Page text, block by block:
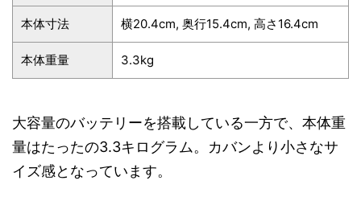
本体寸法 横20.4cm, 奥行15.4cm, 高さ16.4cm
本体重量 3.3kg
大容量のバッテリーを搭載している一方で、本体重
量はたったの3.3キログラム。カバンより小さなサ
イズ感となっています。